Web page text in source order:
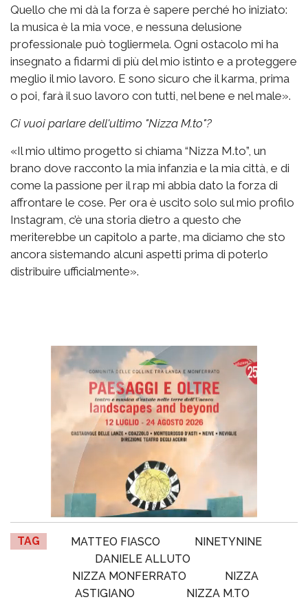
Quello che mi dà la forza è sapere perché ho iniziato:
la musica è la mia voce, e nessuna delusione
professionale può togliermela. Ogni ostacolo mi ha
insegnato a fidarmi di più del mio istinto e a proteggere
meglio il mio lavoro. E sono sicuro che il karma, prima
o poi, farà il suo lavoro con tutti, nel bene e nel male».
Ci vuoi parlare dell'ultimo "Nizza M.to"?
«Il mio ultimo progetto si chiama “Nizza M.to”, un
brano dove racconto la mia infanzia e la mia città, e di
come la passione per il rap mi abbia dato la forza di
affrontare le cose. Per ora è uscito solo sul mio profilo
Instagram, c’è una storia dietro a questo che
meriterebbe un capitolo a parte, ma diciamo che sto
ancora sistemando alcuni aspetti prima di poterlo
distribuire ufficialmente».
TAG MATTEO FIASCO
NINETYNINE
DANIELE ALLUTO
NIZZA MONFERRATO
NIZZA
ASTIGIANO
NIZZA M.TO